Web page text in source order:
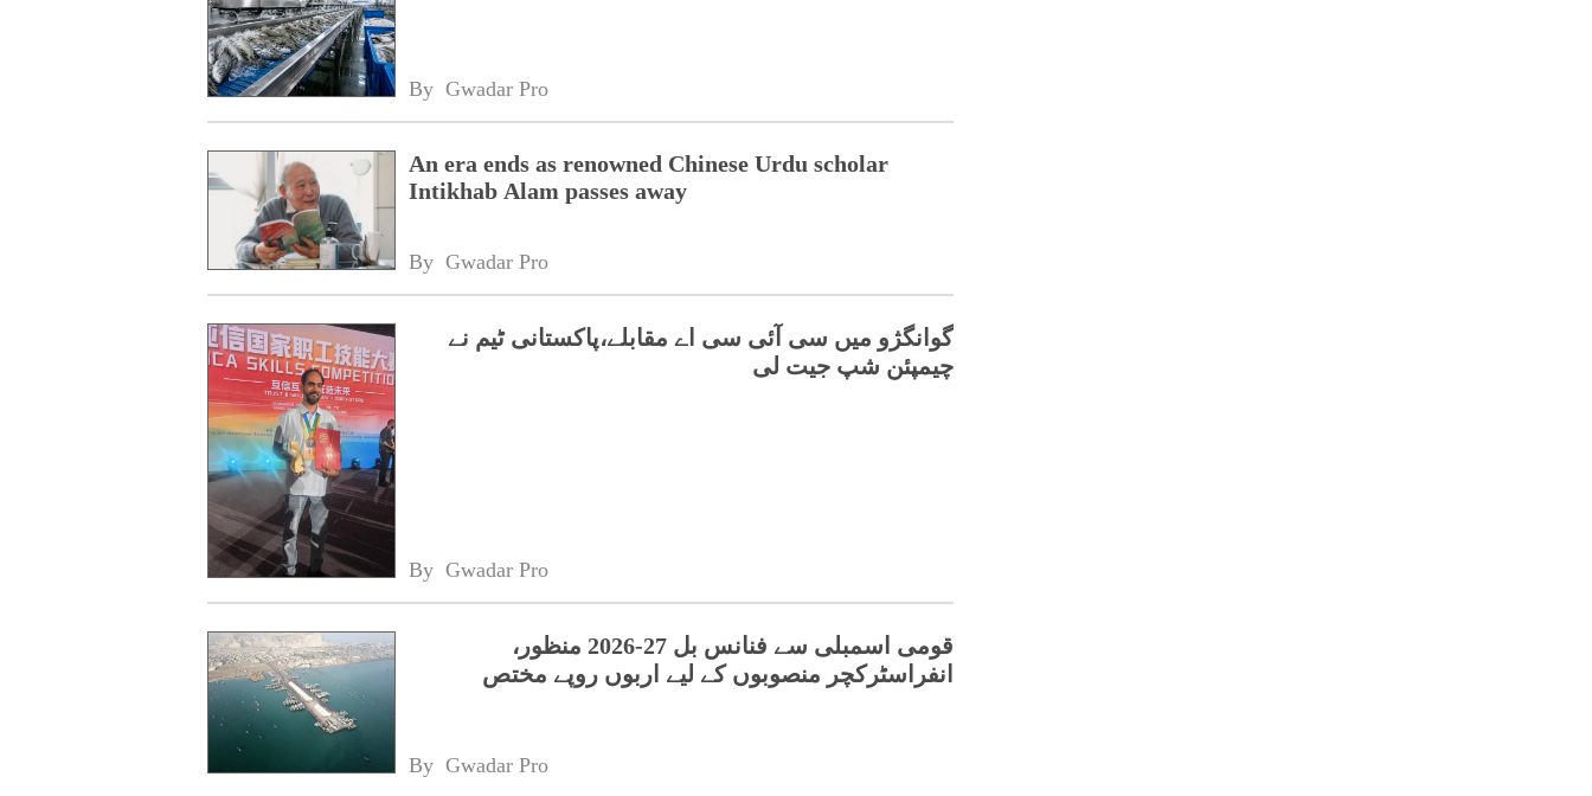
By Gwadar Pro
An era ends as renowned Chinese Urdu scholar
Intikhab Alam passes away
By Gwadar Pro
گوانگژو میں سی آئی سی اے مقابلے،پاکستانی ٹیم نے
چیمپئن شپ جیت لی
By Gwadar Pro
قومی اسمبلی سے فنانس بل 27-2026 منظور،
انفراسٹرکچر منصوبوں کے لیے اربوں روپے مختص
By Gwadar Pro